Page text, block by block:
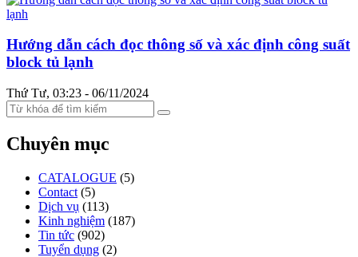
Hướng dẫn cách đọc thông số và xác định công suất
block tủ lạnh
Thứ Tư, 03:23 - 06/11/2024
Chuyên mục
CATALOGUE (5)
Contact (5)
Dịch vụ (113)
Kinh nghiệm (187)
Tin tức (902)
Tuyển dụng (2)